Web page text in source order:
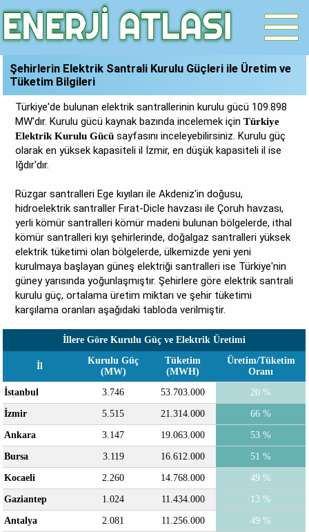
Şehirlerin Elektrik Santrali Kurulu Güçleri ile Üretim ve
Tüketim Bilgileri
Türkiye'de bulunan elektrik santrallerinin kurulu gücü 109.898
MW'dır. Kurulu gücü kaynak bazında incelemek içinTürkiye
Elektrik Kurulu Gücü sayfasını inceleyebilirsiniz. Kurulu güç
olarak en yüksek kapasiteli il İzmir, en düşük kapasiteli il ise
Iğdır'dır.
Rüzgar santralleri Ege kıyıları ile Akdeniz'in doğusu,
hidroelektrik santraller Fırat-Dicle havzası ile Çoruh havzası,
yerli kömür santralleri kömür madeni bulunan bölgelerde, ithal
kömür santralleri kıyı şehirlerinde, doğalgaz santralleri yüksek
elektrik tüketimi olan bölgelerde, ülkemizde yeni yeni
kurulmaya başlayan güneş elektriği santralleri ise Türkiye'nin
güney yarısında yoğunlaşmıştır. Şehirlere göre elektrik santrali
kurulu güç, ortalama üretim miktarı ve şehir tüketimi
karşılama oranları aşağıdaki tabloda verilmiştir.
İllere Göre Kurulu Güç ve Elektrik Üretimi
İl
Kurulu Güç
(MW)
Tüketim
(MWH)
Üretim/Tüketim
Oranı
İstanbul
3.746 53.703.000 20 %
İzmir 5.515 21.314.000 66 %
Ankara 3.147 19.063.000 53 %
Bursa 3.119 16.612.000 51 %
Kocaeli 2.260 14.768.000 49 %
Gaziantep 1.024 11.434.000 13 %
Antalya 2.081 11.256.000 49 %